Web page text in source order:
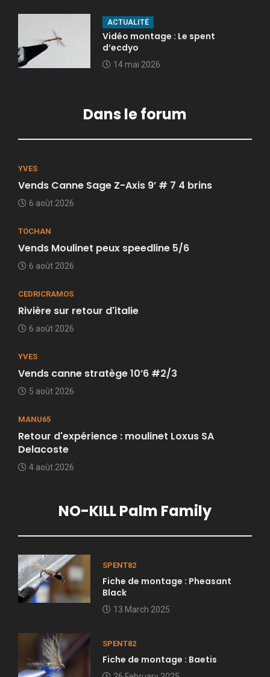
ACTUALITÉ
Vidéo montage : Le spent
d’ecdyo
14 mai 2026
Dans le forum
YVES
Vends Canne Sage Z-Axis 9’ # 7 4 brins
6 août 2026
TOCHAN
Vends Moulinet peux speedline 5/6
6 août 2026
CEDRICRAMOS
Rivière sur retour d'italie
6 août 2026
YVES
Vends canne stratège 10’6 #2/3
5 août 2026
MANU65
Retour d'expérience : moulinet Loxus SA
Delacoste
4 août 2026
NO-KILL Palm Family
SPENT82
Fiche de montage : Pheasant
Black
13 March 2025
SPENT82
Fiche de montage : Baetis